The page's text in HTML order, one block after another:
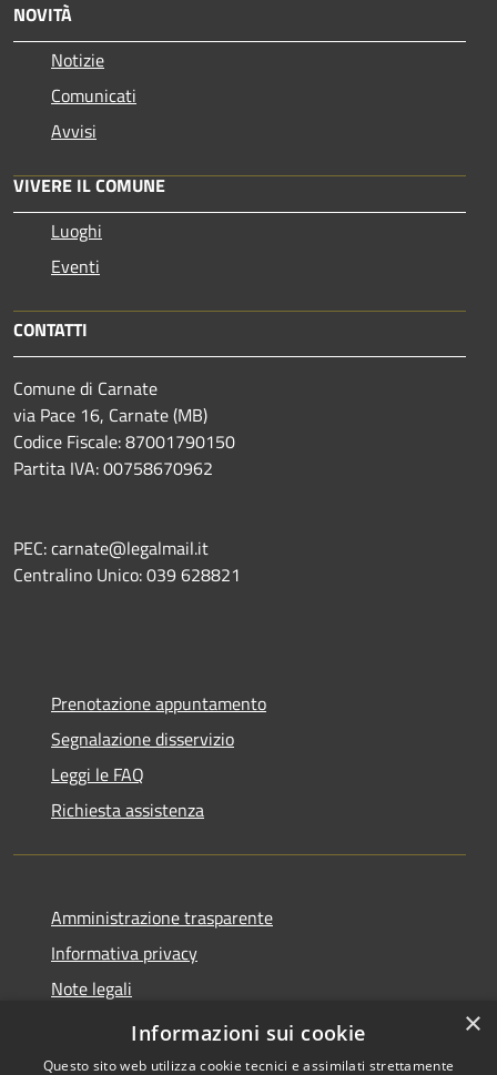
NOVITÀ
Notizie
Comunicati
Avvisi
VIVERE IL COMUNE
Luoghi
Eventi
CONTATTI
Comune di Carnate
via Pace 16, Carnate (MB)
Codice Fiscale: 87001790150
Partita IVA: 00758670962
PEC: carnate@legalmail.it
Centralino Unico: 039 628821
Prenotazione appuntamento
Segnalazione disservizio
Leggi le FAQ
Richiesta assistenza
Amministrazione trasparente
Informativa privacy
Note legali
Dichiarazione di accessibilità
×
Informazioni sui cookie
Questo sito web utilizza cookie tecnici e assimilati strettamente